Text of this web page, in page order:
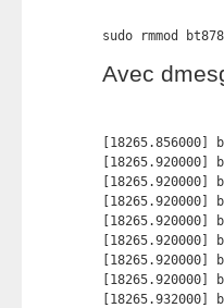
sudo rmmod
Avec